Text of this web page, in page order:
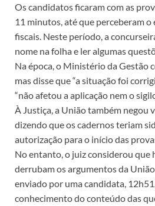
Os candidatos ficaram com as
11 minutos, até que perceberam
fiscais. Neste período, a
nome na folha e ler algumas
Na época, o Ministério da Gestão
mas disse que “a situação foi
“não afetou a aplicação nem o
À Justiça, a União também negou
dizendo que os cadernos teriam
autorização para o início das
No entanto, o juiz considerou que
derrubam os argumentos da
enviado por uma candidata,
conhecimento do conteúdo das